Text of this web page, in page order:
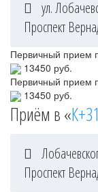
ул.
Проспект
Первичный прием
13450 руб.
Первичный прием
13450 руб.
Приём в «
Проспект